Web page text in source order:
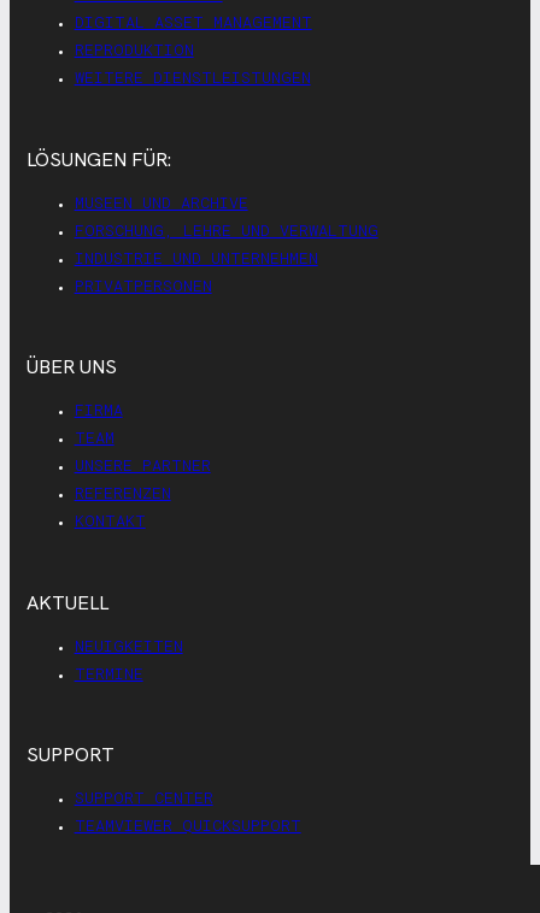
DIGITAL ASSET MANAGEMENT
REPRODUKTION
WEITERE DIENSTLEISTUNGEN
LÖSUNGEN FÜR:
MUSEEN UND ARCHIVE
FORSCHUNG, LEHRE UND VERWALTUNG
INDUSTRIE UND UNTERNEHMEN
PRIVATPERSONEN
ÜBER UNS
FIRMA
TEAM
UNSERE PARTNER
REFERENZEN
KONTAKT
AKTUELL
NEUIGKEITEN
TERMINE
SUPPORT
SUPPORT CENTER
TEAMVIEWER QUICKSUPPORT